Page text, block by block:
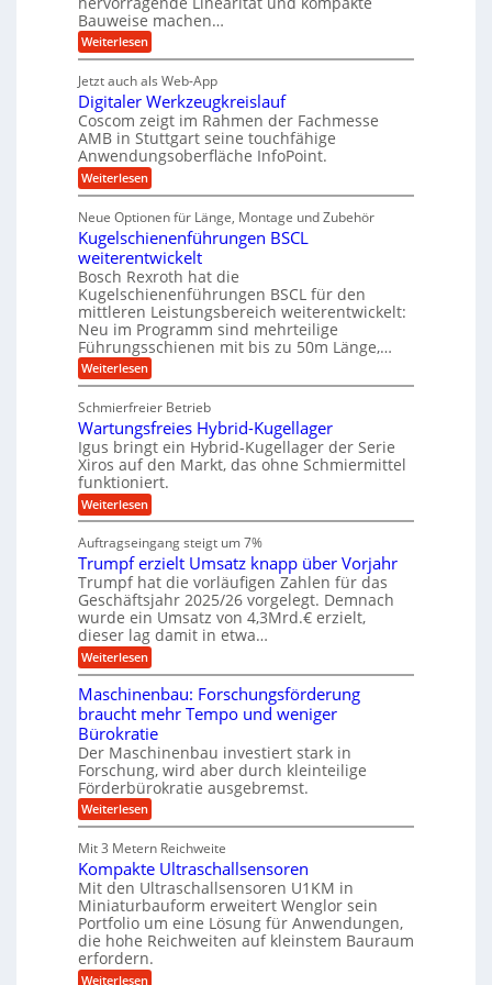
r
i
e
b
e
f
ü
r
r
u
e
U
m
g
e
b
u
n
g
e
n
t
r
a
g
s
e
i
n
g
a
n
g
e
n
i
g
e
r
S
t
e
l
e
n
e
n
g
e
t
r
i
e
b
e
f
ü
r
r
ä
z
i
s
e
H
u
b
b
e
w
e
g
u
n
g
e
n
Bauweise machen…
Weiterlesen:
P
ä
z
i
s
i
o
n
f
r
A
u
t
o
m
o
t
i
v
e
n
d
M
a
s
c
h
i
e
n
b
a
u
Jetzt auch als Web-App
Digitaler Werkzeugkreislauf
Coscom zeigt im Rahmen der Fachmesse
AMB in Stuttgart seine touchfähige
Anwendungsoberfläche InfoPoint.
Weiterlesen:
D
g
i
t
a
l
e
r
W
e
r
k
z
e
u
g
k
r
e
i
s
a
u
f
Neue Optionen für Länge, Montage und Zubehör
Kugelschienenführungen BSCL
weiterentwickelt
Bosch Rexroth hat die
Kugelschienenführungen BSCL für den
mittleren Leistungsbereich weiterentwickelt:
Neu im Programm sind mehrteilige
Führungsschienen mit bis zu 50m Länge,…
Weiterlesen:
K
g
e
l
s
c
h
i
e
e
n
f
ü
h
r
u
n
g
e
n
B
S
C
L
w
e
i
t
e
e
n
t
w
i
c
k
Schmierfreier Betrieb
Wartungsfreies Hybrid-Kugellager
Igus bringt ein Hybrid-Kugellager der Serie
Xiros auf den Markt, das ohne Schmiermittel
funktioniert.
Weiterlesen:
W
r
t
u
n
g
s
f
r
e
e
s
H
y
b
r
i
d
-
u
g
e
l
l
a
g
e
r
Auftragseingang steigt um 7%
Trumpf erzielt Umsatz knapp über Vorjahr
Trumpf hat die vorläufigen Zahlen für das
Geschäftsjahr 2025/26 vorgelegt. Demnach
wurde ein Umsatz von 4,3Mrd.€ erzielt,
dieser lag damit in etwa…
Weiterlesen:
T
u
m
p
f
e
r
z
i
e
t
U
m
s
a
t
z
k
n
Maschinenbau: Forschungsförderung
braucht mehr Tempo und weniger
Bürokratie
Der Maschinenbau investiert stark in
Forschung, wird aber durch kleinteilige
Förderbürokratie ausgebremst.
Weiterlesen:
M
s
c
h
i
n
e
n
b
a
Mit 3 Metern Reichweite
Kompakte Ultraschallsensoren
Mit den Ultraschallsensoren U1KM in
Miniaturbauform erweitert Wenglor sein
Portfolio um eine Lösung für Anwendungen,
die hohe Reichweiten auf kleinstem Bauraum
erfordern.
Weiterlesen: